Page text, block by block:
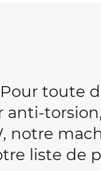
toute
anti-
notre
liste de